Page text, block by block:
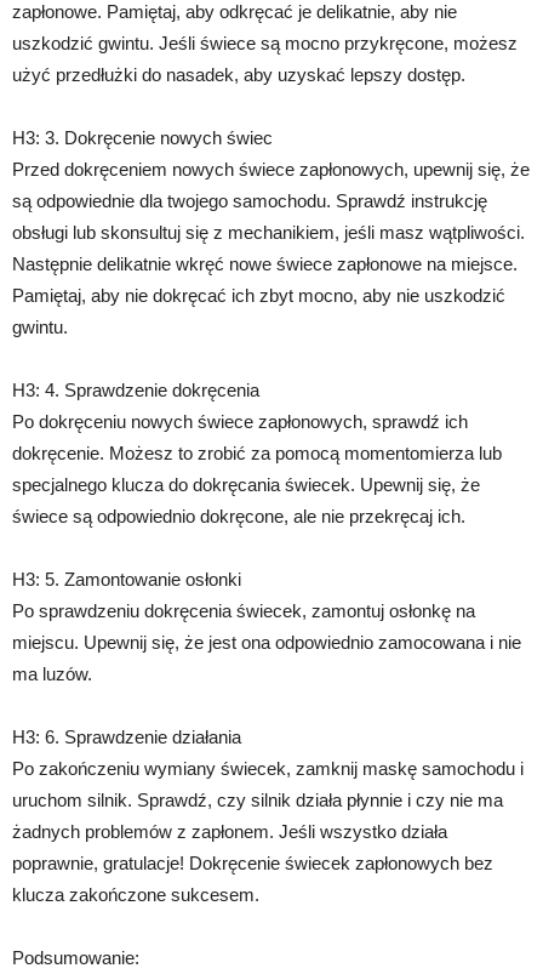
zapłonowe. Pamiętaj, aby odkręcać je delikatnie, aby nie
uszkodzić gwintu. Jeśli świece są mocno przykręcone, możesz
użyć przedłużki do nasadek, aby uzyskać lepszy dostęp.
H3: 3. Dokręcenie nowych świec
Przed dokręceniem nowych świece zapłonowych, upewnij się, że
są odpowiednie dla twojego samochodu. Sprawdź instrukcję
obsługi lub skonsultuj się z mechanikiem, jeśli masz wątpliwości.
Następnie delikatnie wkręć nowe świece zapłonowe na miejsce.
Pamiętaj, aby nie dokręcać ich zbyt mocno, aby nie uszkodzić
gwintu.
H3: 4. Sprawdzenie dokręcenia
Po dokręceniu nowych świece zapłonowych, sprawdź ich
dokręcenie. Możesz to zrobić za pomocą momentomierza lub
specjalnego klucza do dokręcania świecek. Upewnij się, że
świece są odpowiednio dokręcone, ale nie przekręcaj ich.
H3: 5. Zamontowanie osłonki
Po sprawdzeniu dokręcenia świecek, zamontuj osłonkę na
miejscu. Upewnij się, że jest ona odpowiednio zamocowana i nie
ma luzów.
H3: 6. Sprawdzenie działania
Po zakończeniu wymiany świecek, zamknij maskę samochodu i
uruchom silnik. Sprawdź, czy silnik działa płynnie i czy nie ma
żadnych problemów z zapłonem. Jeśli wszystko działa
poprawnie, gratulacje! Dokręcenie świecek zapłonowych bez
klucza zakończone sukcesem.
Podsumowanie: